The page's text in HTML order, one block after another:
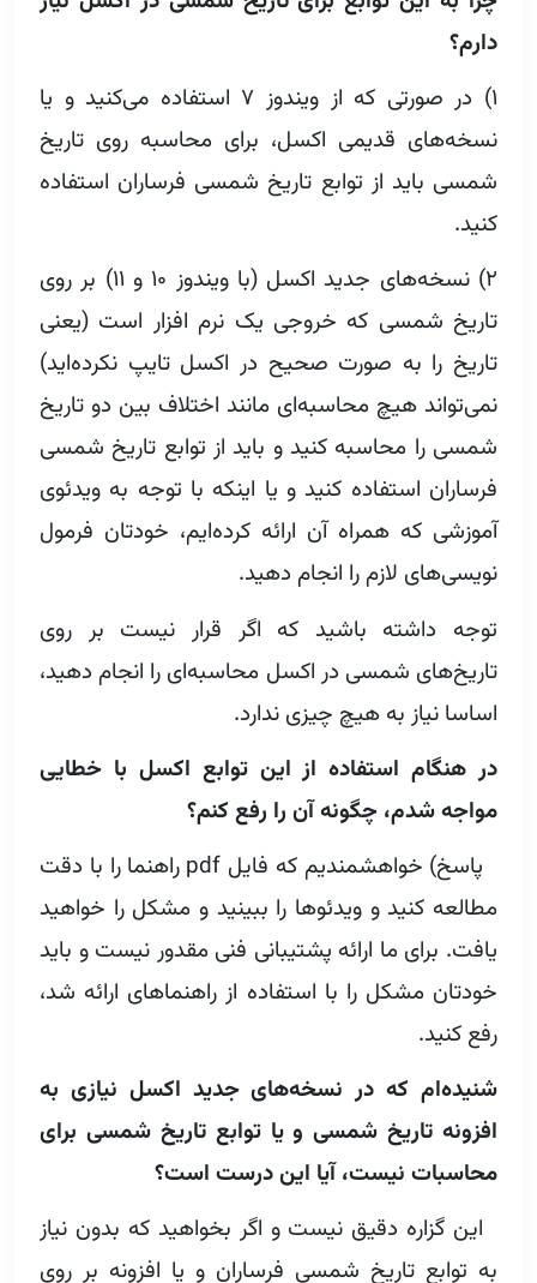
دارم؟
۱) در صورتی که از ویندوز ۷ استفاده می‌کنید و یا
نسخه‌های قدیمی اکسل، برای محاسبه روی تاریخ
شمسی باید از توابع تاریخ شمسی فرساران استفاده
کنید.
۲) نسخه‌های جدید اکسل (با ویندوز ۱۰ و ۱۱) بر روی
تاریخ شمسی که خروجی یک نرم افزار است (یعنی
تاریخ را به صورت صحیح در اکسل تایپ نکرده‌اید)
نمی‌تواند هیچ محاسبه‌ای مانند اختلاف بین دو تاریخ
شمسی را محاسبه کنید و باید از توابع تاریخ شمسی
فرساران استفاده کنید و یا اینکه با توجه به ویدئوی
آموزشی که همراه آن ارائه کرده‌ایم، خودتان فرمول
نویسی‌های لازم را انجام دهید.
توجه داشته باشید که اگر قرار نیست بر روی
تاریخ‌های شمسی در اکسل محاسبه‌ای را انجام دهید،
اساسا نیاز به هیچ چیزی ندارد.
در هنگام استفاده از این توابع اکسل با خطایی
مواجه شدم،‌ چگونه آن را رفع کنم؟
پاسخ) خواهشمندیم که فایل pdf‌ راهنما را با دقت
مطالعه کنید و ویدئوها را ببینید و مشکل را خواهید
یافت. برای ما ارائه پشتیبانی فنی مقدور نیست و باید
خودتان مشکل را با استفاده از راهنماهای ارائه شد،
رفع کنید.
شنیده‌ام که در نسخه‌های جدید اکسل نیازی به
افزونه تاریخ شمسی و یا توابع تاریخ شمسی برای
محاسبات نیست، آیا این درست است؟
این گزاره دقیق نیست و اگر بخواهید که بدون نیاز
به توابع تاریخ شمسی فرساران و یا افزونه بر روی